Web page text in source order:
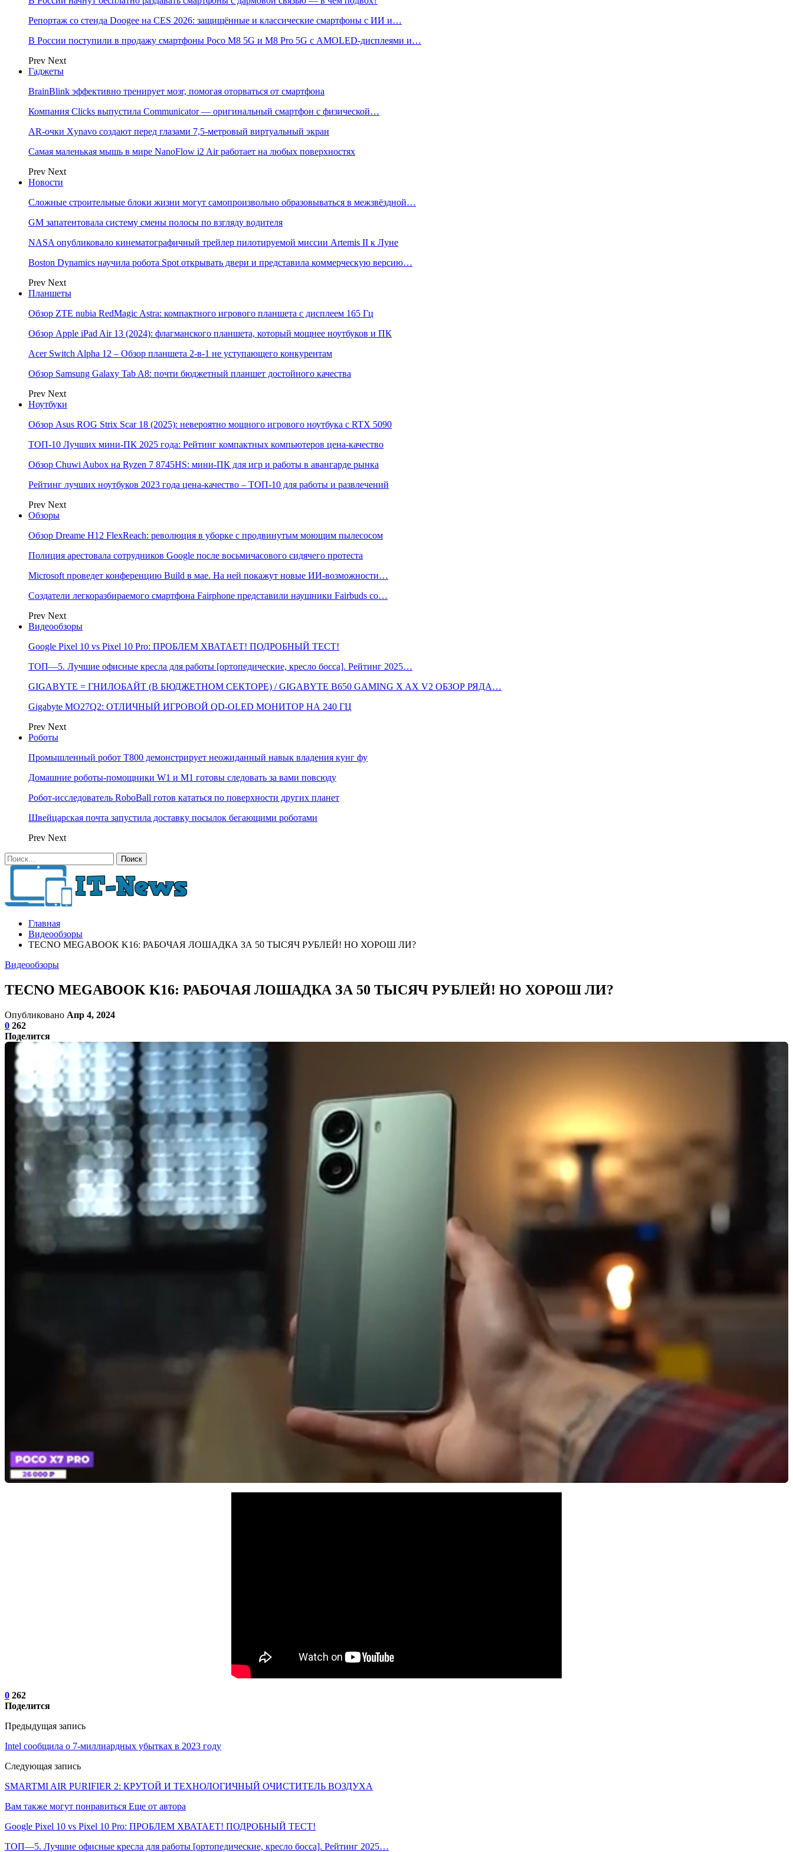
Репортаж со стенда Doogee на CES 2026: защищённые и классические смартфоны с ИИ и…
В России поступили в продажу смартфоны Poco M8 5G и M8 Pro 5G с AMOLED-дисплеями и…
Prev Next
Гаджеты
BrainBlink эффективно тренирует мозг, помогая оторваться от смартфона
Компания Clicks выпустила Communicator — оригинальный смартфон с физической…
AR-очки Xynavo создают перед глазами 7,5-метровый виртуальный экран
Самая маленькая мышь в мире NanoFlow i2 Air работает на любых поверхностях
Prev Next
Новости
Сложные строительные блоки жизни могут самопроизвольно образовываться в межзвёздной…
GM запатентовала систему смены полосы по взгляду водителя
NASA опубликовало кинематографичный трейлер пилотируемой миссии Artemis II к Луне
Boston Dynamics научила робота Spot открывать двери и представила коммерческую версию…
Prev Next
Планшеты
Обзор ZTE nubia RedMagic Astra: компактного игрового планшета с дисплеем 165 Гц
Обзор Apple iPad Air 13 (2024): флагманского планшета, который мощнее ноутбуков и ПК
Acer Switch Alpha 12 – Обзор планшета 2-в-1 не уступающего конкурентам
Обзор Samsung Galaxy Tab A8: почти бюджетный планшет достойного качества
Prev Next
Ноутбуки
Обзор Asus ROG Strix Scar 18 (2025): невероятно мощного игрового ноутбука с RTX 5090
ТОП-10 Лучших мини-ПК 2025 года: Рейтинг компактных компьютеров цена-качество
Обзор Chuwi Aubox на Ryzen 7 8745HS: мини-ПК для игр и работы в авангарде рынка
Рейтинг лучших ноутбуков 2023 года цена-качество – ТОП-10 для работы и развлечений
Prev Next
Обзоры
Обзор Dreame H12 FlexReach: революция в уборке с продвинутым моющим пылесосом
Полиция арестовала сотрудников Google после восьмичасового сидячего протеста
Microsoft проведет конференцию Build в мае. На ней покажут новые ИИ-возможности…
Создатели легкоразбираемого смартфона Fairphone представили наушники Fairbuds со…
Prev Next
Видеообзоры
Google Pixel 10 vs Pixel 10 Pro: ПРОБЛЕМ ХВАТАЕТ! ПОДРОБНЫЙ ТЕСТ!
ТОП—5. Лучшие офисные кресла для работы [ортопедические, кресло босса]. Рейтинг 2025…
GIGABYTE = ГНИЛОБАЙТ (В БЮДЖЕТНОМ СЕКТОРЕ) / GIGABYTE B650 GAMING X AX V2 ОБЗОР РЯДА…
Gigabyte MO27Q2: ОТЛИЧНЫЙ ИГРОВОЙ QD-OLED МОНИТОР НА 240 ГЦ
Prev Next
Роботы
Промышленный робот Т800 демонстрирует неожиданный навык владения кунг фу
Домашние роботы-помощники W1 и M1 готовы следовать за вами повсюду
Робот-исследователь RoboBall готов кататься по поверхности других планет
Швейцарская почта запустила доставку посылок бегающими роботами
Prev Next
Главная
Видеообзоры
TECNO MEGABOOK K16: РАБОЧАЯ ЛОШАДКА ЗА 50 ТЫСЯЧ РУБЛЕЙ! НО ХОРОШ ЛИ?
Видеообзоры
TECNO MEGABOOK K16: РАБОЧАЯ ЛОШАДКА ЗА 50 ТЫСЯЧ РУБЛЕЙ! НО ХОРОШ ЛИ?
Опубликовано Апр 4, 2024
0 262
Поделится
0 262
Поделится
Предыдущая запись
Intel сообщила о 7-миллиардных убытках в 2023 году
Следующая запись
SMARTMI AIR PURIFIER 2: КРУТОЙ И ТЕХНОЛОГИЧНЫЙ ОЧИСТИТЕЛЬ ВОЗДУХА
Вам также могут понравиться Еще от автора
Google Pixel 10 vs Pixel 10 Pro: ПРОБЛЕМ ХВАТАЕТ! ПОДРОБНЫЙ ТЕСТ!
ТОП—5. Лучшие офисные кресла для работы [ортопедические, кресло босса]. Рейтинг 2025…